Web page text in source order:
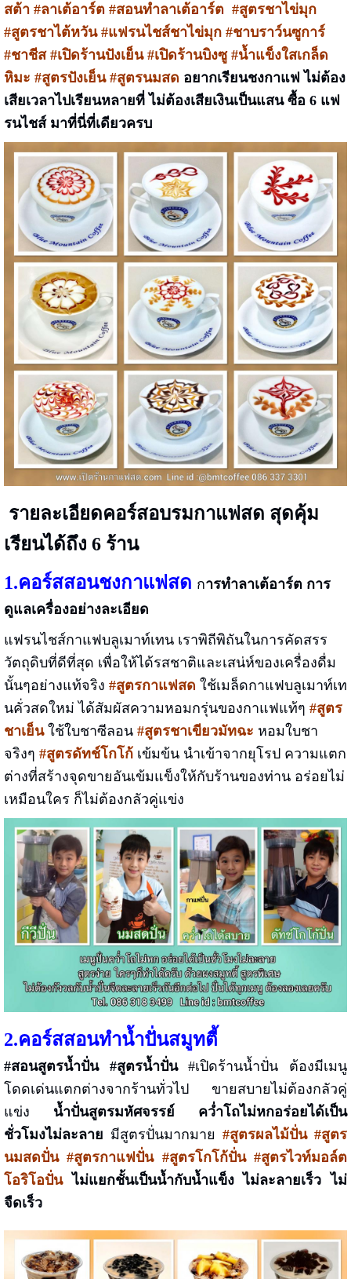
สต้า #ลาเต้อาร์ต #สอนทำลาเต้อาร์ต #สูตรชาไข่มุก
#สูตรชาไต้หวัน #แฟรนไชส์ชาไข่มุก #ชาบราว์นซูการ์
#ชาชีส #เปิดร้านปังเย็น #เปิดร้านบิงซู #น้ำแข็งใสเกล็ด
หิมะ #สูตรปังเย็น #สูตรนมสด อยากเรียนชงกาแฟ ไม่ต้อง
เสียเวลาไปเรียนหลายที่ ไม่ต้องเสียเงินเป็นแสน ซื้อ 6 แฟ
รนไชส์ มาที่นี่ที่เดียวครบ
รายละเอียดคอร์สอบรมกาแฟสด สุดคุ้ม
เรียนได้ถึง 6 ร้าน
1.คอร์สสอนชงกาแฟสด การทำลาเต้อาร์ต การ
ดูแลเครื่องอย่างละเอียด
แฟรนไชส์กาแฟบลูเมาท์เทน เราพิถีพิถันในการคัดสรร
วัตถุดิบที่ดีที่สุด เพื่อให้ได้รสชาติและเสน่ห์ของเครื่องดื่ม
นั้นๆอย่างแท้จริง #สูตรกาแฟสด ใช้เมล็ดกาแฟบลูเมาท์เท
นคั่วสดใหม่ ได้สัมผัสความหอมกรุ่นของกาแฟแท้ๆ #สูตร
ชาเย็นใช้ใบชาซีลอน #สูตรชาเขียวมัทฉะ หอมใบชา
จริงๆ #สูตรดัทช์โกโก้เข้มข้น นำเข้าจากยุโรป ความแตก
ต่างที่สร้างจุดขายอันเข้มแข็งให้กับร้านของท่าน อร่อยไม่
เหมือนใคร ก็ไม่ต้องกลัวคู่แข่ง
2.คอร์สสอนทำน้ำปั่นสมูทตี้
#สอนสูตรน้ำปั่น #สูตรน้ำปั่น#เปิดร้านน้ำปั่น ต้องมีเมนู
โดดเด่นแตกต่างจากร้านทั่วไป ขายสบายไม่ต้องกลัวคู่
แข่ง น้ำปั่นสูตรมหัศจรรย์ คว่ำโถไม่หกอร่อยได้เป็น
ชั่วโมงไม่ละลาย มีสูตรปั่นมากมาย#สูตรผลไม้ปั่น #สูตร
นมสดปั่น #สูตรกาแฟปั่น #สูตรโกโก้ปั่น #สูตรไวท์มอล์ต
โอริโอปั่น
ไม่แยกชั้นเป็นน้ำกับน้ำแข็ง ไม่ละลายเร็ว ไม่
จืดเร็ว